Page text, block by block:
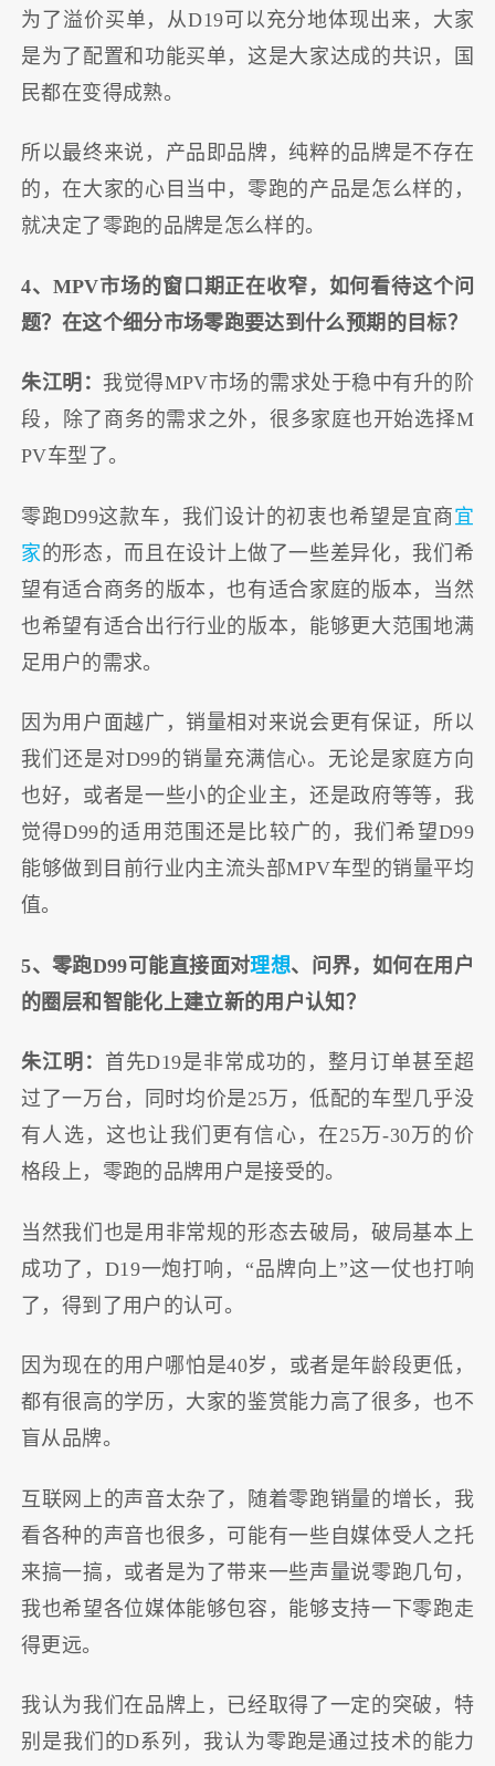
为了溢价买单，从D19可以充分地体现出来，大家
是为了配置和功能买单，这是大家达成的共识，国
民都在变得成熟。
所以最终来说，产品即品牌，纯粹的品牌是不存在
的，在大家的心目当中，零跑的产品是怎么样的，
就决定了零跑的品牌是怎么样的。
4、MPV市场的窗口期正在收窄，如何看待这个问
题？在这个细分市场零跑要达到什么预期的目标？
朱江明： 我觉得MPV市场的需求处于稳中有升的阶
段，除了商务的需求之外，很多家庭也开始选择M
PV车型了。
零跑D99这款车，我们设计的初衷也希望是宜商宜
家的形态，而且在设计上做了一些差异化，我们希
望有适合商务的版本，也有适合家庭的版本，当然
也希望有适合出行行业的版本，能够更大范围地满
足用户的需求。
因为用户面越广，销量相对来说会更有保证，所以
我们还是对D99的销量充满信心。无论是家庭方向
也好，或者是一些小的企业主，还是政府等等，我
觉得D99的适用范围还是比较广的，我们希望D99
能够做到目前行业内主流头部MPV车型的销量平均
值。
5、零跑D99可能直接面对理想、问界，如何在用户
的圈层和智能化上建立新的用户认知？
朱江明： 首先D19是非常成功的，整月订单甚至超
过了一万台，同时均价是25万，低配的车型几乎没
有人选，这也让我们更有信心，在25万-30万的价
格段上，零跑的品牌用户是接受的。
当然我们也是用非常规的形态去破局，破局基本上
成功了，D19一炮打响，“品牌向上”这一仗也打响
了，得到了用户的认可。
因为现在的用户哪怕是40岁，或者是年龄段更低，
都有很高的学历，大家的鉴赏能力高了很多，也不
盲从品牌。
互联网上的声音太杂了，随着零跑销量的增长，我
看各种的声音也很多，可能有一些自媒体受人之托
来搞一搞，或者是为了带来一些声量说零跑几句，
我也希望各位媒体能够包容，能够支持一下零跑走
得更远。
我认为我们在品牌上，已经取得了一定的突破，特
别是我们的D系列，我认为零跑是通过技术的能力